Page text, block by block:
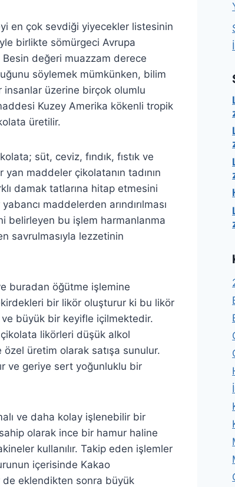
en çok sevdiği yiyecekler listesinin
birlikte sömürgeci Avrupa
Besin değeri muazzam derece
söylemek mümkünken, bilim
insanlar üzerine birçok olumlu
Kuzey Amerika kökenli tropik
üretilir.
süt, ceviz, fındık, fıstık ve
maddeler çikolatanın tadının
damak tatlarına hitap etmesini
maddelerden arındırılması
belirleyen bu işlem harmanlanma
savrulmasıyla lezzetinin
buradan öğütme işlemine
bir likör oluşturur ki bu likör
ve büyük bir keyifle içilmektedir.
likörleri düşük alkol
üretim olarak satışa sunulur.
ve geriye sert yoğunluklu bir
ve daha kolay işlenebilir bir
olarak ince bir hamur haline
kullanılır. Takip eden işlemler
içerisinde Kakao
de eklendikten sonra büyük